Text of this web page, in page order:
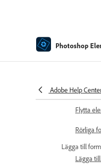
Photoshop
Adobe HelpRörliga
Flytta
Rörliga
Lägga till
Lägga